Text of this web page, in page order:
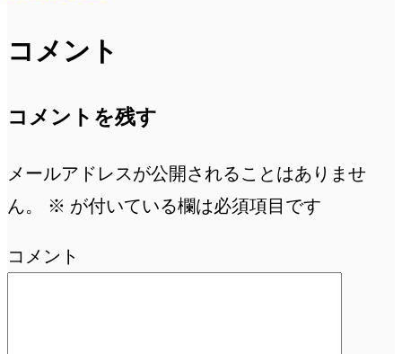
コメント
コメントを残す
メールアドレスが公開されることはありませ
ん。
※ が付いている欄は必須項目です
コメント